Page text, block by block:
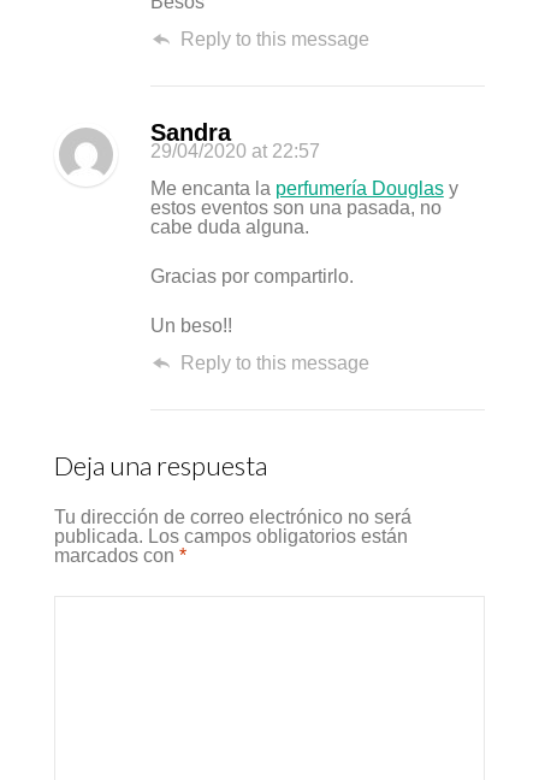
Reply to this message
Sandra
29/04/2020 at 22:57
Me encanta la perfumería Douglasy
estos eventos son una pasada, no
cabe duda alguna.
Gracias por compartirlo.
Un beso!!
Reply to this message
Deja una respuesta
Tu dirección de correo electrónico no será
publicada. Los campos obligatorios están
marcados con *